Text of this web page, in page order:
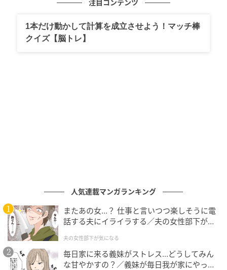
か？」からスタート。出すぎず埋もれず、どれだけネ
イビーを今年らしく素敵に着るかを提案し続けてき
た。私は異端児だったから、長男の小学校でも、母行
事だけの“とりあえずネイビー”は絶対に着なかったけ
ど（笑）。だって、オシャレって自分らしくいられな
かったら意味がないから。
注目コンテンツ
1本だけ動かして計算を成立させよう！マッチ棒
クイズ【脳トレ】
人気連載マンガランキング
またあの女…？ 仕事と言いつつ楽しそうに電
話する夫にイライラする／夫の女性部下が気
夫の女性部下が気になる
毎日家に来る義妹がストレス…どうしてみん
な甘やかすの？／義妹が毎日我が家にやって